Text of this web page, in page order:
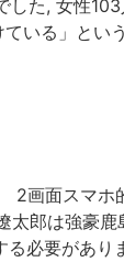
した, 女性
いる」とい
2画面スマホ
太郎は強豪鹿
必要があり